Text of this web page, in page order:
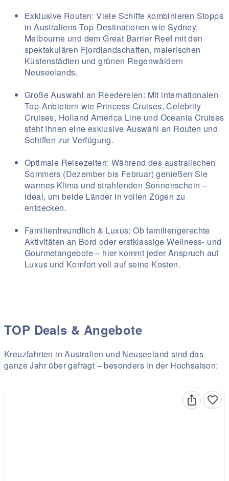
Exklusive Routen: Viele Schiffe kombinieren Stopps
in Australiens Top-Destinationen wie Sydney,
Melbourne und dem Great Barrier Reef mit den
spektakulären Fjordlandschaften, malerischen
Küstenstädten und grünen Regenwäldern
Neuseelands.
Große Auswahl an Reedereien: Mit internationalen
Top-Anbietern wie Princess Cruises, Celebrity
Cruises, Holland America Line und Oceania Cruises
steht Ihnen eine exklusive Auswahl an Routen und
Schiffen zur Verfügung.
Optimale Reisezeiten: Während des australischen
Sommers (Dezember bis Februar) genießen Sie
warmes Klima und strahlenden Sonnenschein –
ideal, um beide Länder in vollen Zügen zu
entdecken.
Familienfreundlich & Luxus: Ob familiengerechte
Aktivitäten an Bord oder erstklassige Wellness- und
Gourmetangebote – hier kommt jeder Anspruch auf
Luxus und Komfort voll auf seine Kosten.
TOP Deals & Angebote
Kreuzfahrten in Australien und Neuseeland sind das
ganze Jahr über gefragt – besonders in der Hochsaison: